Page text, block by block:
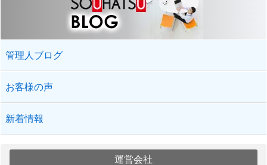
管理人ブログ
お客様の声
新着情報
運営会社